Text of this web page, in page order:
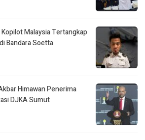
Malaysia Tertangkap
Bandara Soetta
Himawan Penerima
DJKA Sumut